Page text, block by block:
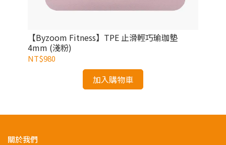
【Byzoom Fitness】TPE 止滑輕巧瑜珈墊
4mm (淺粉)
NT$980
加入購物車
關於我們